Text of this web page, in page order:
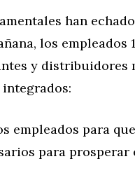
han
los empleados
y distribuidores
empleados para
para prosperar